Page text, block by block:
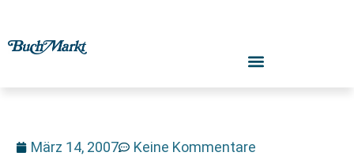
März 14, 2007 Keine Kommentare